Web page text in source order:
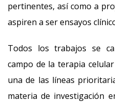
pertinentes, así como a
aspiren a ser ensayos
Todos los trabajos se
campo de la terapia
una de las líneas
materia de investigación